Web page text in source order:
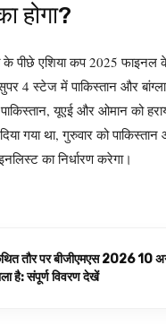
होगा?
पीछे एशिया कप 2025 फाइनल
4 स्टेज में पाकिस्तान और
यूएई और ओमान को
गया था, गुरुवार को
का निर्धारण करेगा।
तौर पर बीजीएमएस 2026 10
है: संपूर्ण विवरण देखें